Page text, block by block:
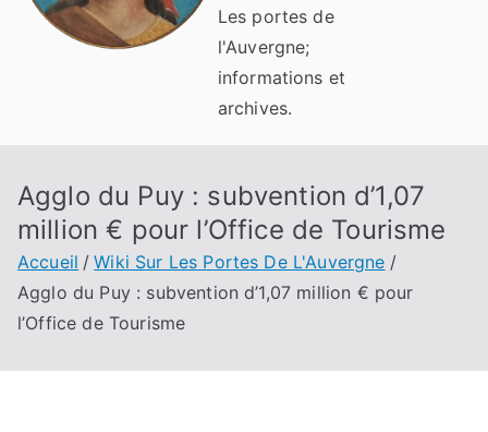
Les portes de
l'Auvergne;
informations et
archives.
Agglo du Puy : subvention d’1,07
million € pour l’Office de Tourisme
Accueil
Wiki Sur Les Portes De L'Auvergne
Agglo du Puy : subvention d’1,07 million € pour
l’Office de Tourisme